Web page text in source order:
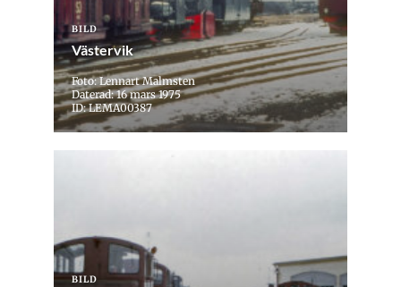
BILD
Västervik
Foto: Lennart Malmsten
Daterad: 16 mars 1975
ID: LEMA00387
BILD